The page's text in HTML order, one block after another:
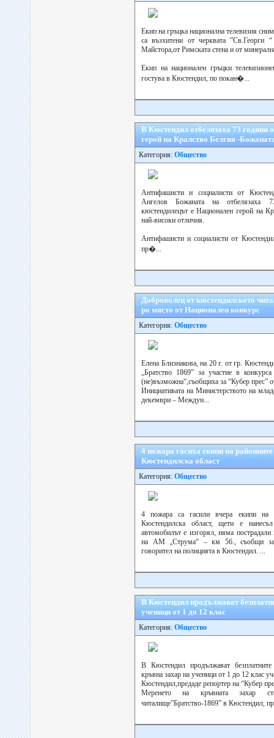
Екип на гръцка национална телевизия
са възхитени от черквата
Майстора,от Римската стена и от
Екип на национален гръцки
гостува в Кюстендил, по покан�...
В Кюстендил отбелязаха 73 години
герой на Кралство Белгия -
Категория: Общество
Антифашисти и социалисти от
Ангелов Божаната на отбелязаха
кюстендилецът е Национален герой на
най-високи отличия.
Антифашисти и социалисти от
пр�...
Доброволец от кюстендилското
ро място от Национален конкурс
Категория: Общество
Елена Близнакова, на 20 г. от гр.
„Братство 1869” за участие в
(не)възможна“,съобщиха за “Кубер прес”
Инициативата на Министерството на
декември – Междун...
4 пожара гасиха екипи на
Кюстендилска област
Категория: Общество
4 пожара са гасили вчера екипи
Кюстендилска област, щети е
автомобилът е изгорял, няма
на АМ „Струма“ – км 56., съобщи за
говорител на полицията в Кюстендил. ...
В Кюстендил продължават
ученици от 1 до 12 клас
Категория: Общество
В Кюстендил продължават
кръвна захар на ученици от 1 до 12 клас
Кюстендил,предаде репортер на “Кубер
Меренето на кръвната захар
читалище”Братство-1869” в Кюстендил,